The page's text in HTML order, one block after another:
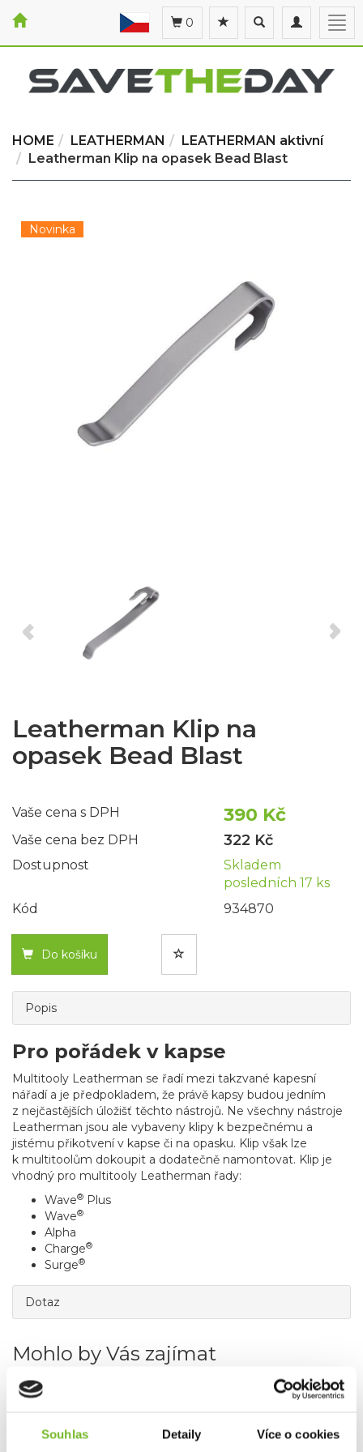
Souhlas Detaily Více o cookies
Toggle
navigation
Toggle
search
0
HOME LEATHERMAN
LEATHERMAN aktivní
Leatherman Klip na opasek Bead Blast
Novinka
Leatherman Klip na
opasek Bead Blast
Vaše cena s DPH 390 Kč
Vaše cena bez DPH 322 Kč
Dostupnost
Skladem
posledních 17 ks
Kód
934870
Do košíku
Popis
Pro pořádek v kapse
Multitooly Leatherman se řadí mezi takzvané kapesní
nářadí a je předpokladem, že právě kapsy budou jedním
z nejčastějších úložišť těchto nástrojů. Ne všechny nástroje
Leatherman jsou ale vybaveny klipy k bezpečnému a
jistému přikotvení v kapse či na opasku. Klip však lze
k multitoolům dokoupit a dodatečně namontovat. Klip je
vhodný pro multitooly Leatherman řady:
Wave® Plus
Wave®
Alpha
Charge®
Surge®
Dotaz
Mohlo by Vás zajímat